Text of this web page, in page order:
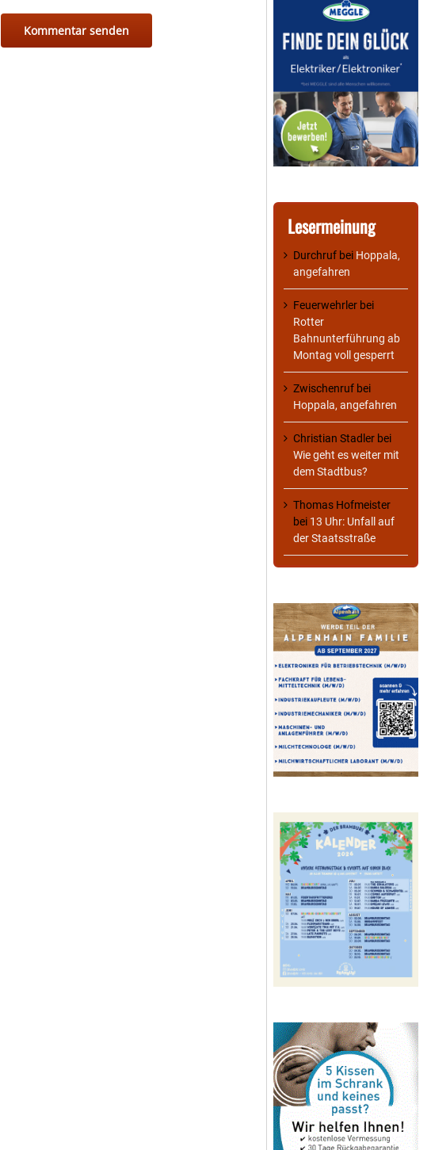
Lesermeinung
Durchruf bei Hoppala,
angefahren
Feuerwehrler bei
Rotter
Bahnunterführung ab
Montag voll gesperrt
Zwischenruf bei
Hoppala, angefahren
Christian Stadler bei
Wie geht es weiter mit
dem Stadtbus?
Thomas Hofmeister
bei 13 Uhr: Unfall auf
der Staatsstraße